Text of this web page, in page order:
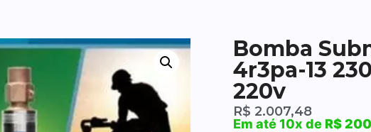
Bomba
4r3pa-13
220v
R$ 2.007,48
Em até 10x deR$